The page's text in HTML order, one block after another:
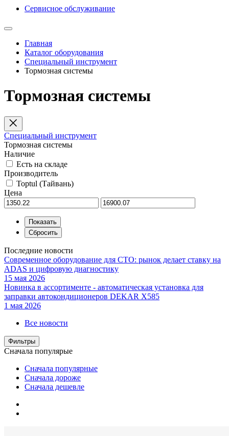
Сервисное обслуживание
Главная
Каталог оборудования
Специальный инструмент
Тормозная системы
Тормозная системы
Специальный инструмент
Тормозная системы
Наличие
Есть на складе
Производитель
Toptul (Тайвань)
Цена
Последние новости
Современное оборудование для СТО: рынок делает ставку на
ADAS и цифровую диагностику
15 мая 2026
Новинка в ассортименте - автоматическая установка для
заправки автокондиционеров DEKAR X585
1 мая 2026
Все новости
Фильтры
Сначала популярые
Сначала популярные
Сначала дороже
Сначала дешевле